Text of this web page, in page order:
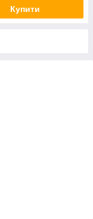
Купити